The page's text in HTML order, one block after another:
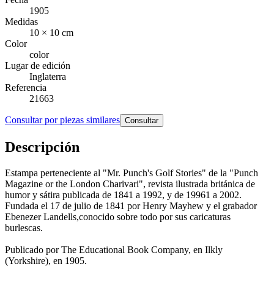
1905
Medidas
10 × 10 cm
Color
color
Lugar de edición
Inglaterra
Referencia
21663
Consultar por piezas similares Consultar
Descripción
Estampa perteneciente al "Mr. Punch's Golf Stories" de la "Punch
Magazine or the London Charivari", revista ilustrada británica de
humor y sátira publicada de 1841 a 1992, y de 19961​ a 2002.
Fundada el 17 de julio de 1841 por Henry Mayhew y el grabador
Ebenezer Landells,conocido sobre todo por sus caricaturas
burlescas.
Publicado por The Educational Book Company, en Ilkly
(Yorkshire), en 1905.